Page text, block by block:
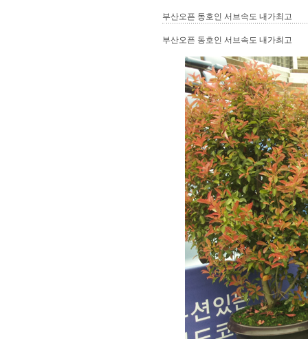
부산오픈 동호인 서브속도 내가최고
부산오픈 동호인 서브속도 내가최고